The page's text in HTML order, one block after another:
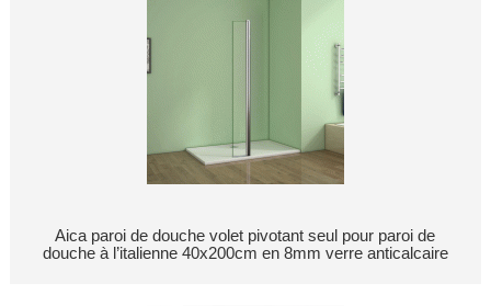
Aica paroi de douche volet pivotant seul pour paroi de
douche à l’italienne 40x200cm en 8mm verre anticalcaire